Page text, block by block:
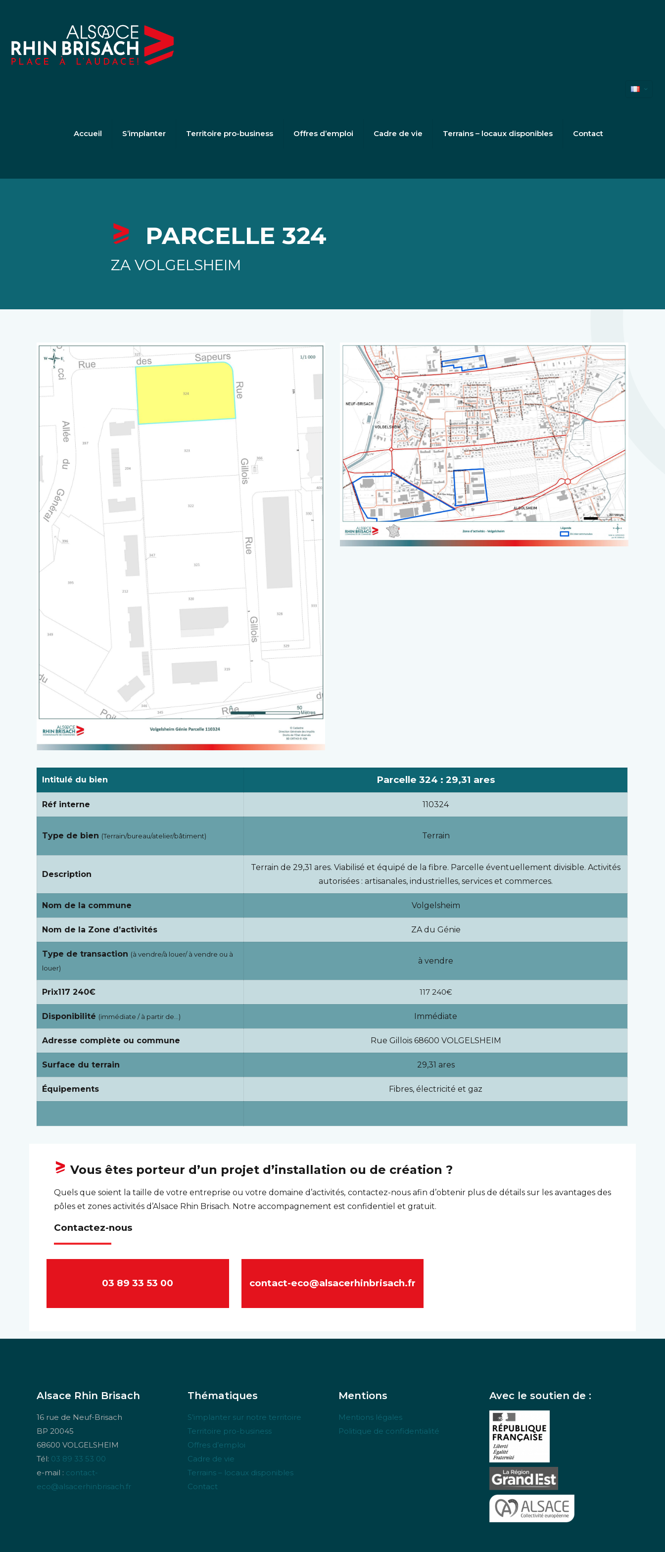
Accueil S’implanter Territoire pro-business Offres d’emploi Cadre de vie Terrains – locaux disponibles Contact
PARCELLE 324
ZA VOLGELSHEIM
Intitulé du bien Parcelle 324 : 29,31 ares
Réf interne 110324
Type de bien (Terrain/bureau/atelier/bâtiment) Terrain
Description
Terrain de 29,31 ares. Viabilisé et équipé de la fibre. Parcelle éventuellement divisible. Activités
autorisées : artisanales, industrielles, services et commerces.
Nom de la commune Volgelsheim
Nom de la Zone d’activités ZA du Génie
Type de transaction (à vendre/à louer/ à vendre ou à
louer)
à vendre
Prix117 240€ 117 240€
Disponibilité (immédiate / à partir de…) Immédiate
Adresse complète ou commune Rue Gillois 68600 VOLGELSHEIM
Surface du terrain 29,31 ares
Équipements Fibres, électricité et gaz
Vous êtes porteur d’un projet d’installation ou de création ?
Quels que soient la taille de votre entreprise ou votre domaine d’activités, contactez-nous afin d’obtenir plus de détails sur les avantages des
pôles et zones activités d’Alsace Rhin Brisach. Notre accompagnement est confidentiel et gratuit.
Contactez-nous
03 89 33 53 00 contact-eco@alsacerhinbrisach.fr
Alsace Rhin Brisach
16 rue de Neuf-Brisach
BP 20045
68600 VOLGELSHEIM
Tél: 03 89 33 53 00
e-mail : contact-
eco@alsacerhinbrisach.fr
Thématiques
S’implanter sur notre territoire
Territoire pro-business
Offres d’emploi
Cadre de vie
Terrains – locaux disponibles
Contact
Mentions
Mentions légales
Politique de confidentialité
Avec le soutien de :